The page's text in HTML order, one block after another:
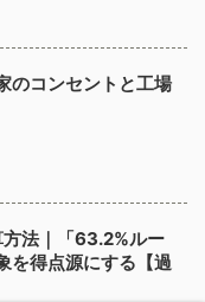
のコンセントと工場
法｜「63.2%ルー
を得点源にする【過